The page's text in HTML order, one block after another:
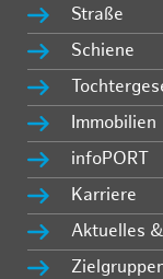
Straße
Schiene
Immobilien
infoPORT
Karriere
Aktuelles